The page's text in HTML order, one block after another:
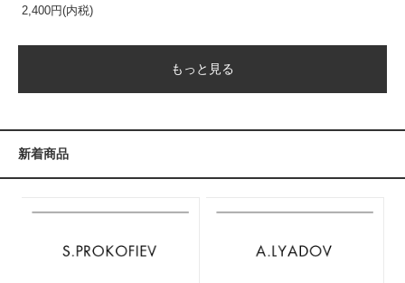
2,400円(内税)
もっと見る
新着商品